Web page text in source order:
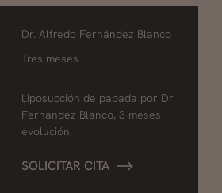
Dr. Alfredo Fernández Blanco
Tres meses
Liposucción de papada por Dr
Fernandez Blanco, 3 meses
evolución.
SOLICITAR CITA